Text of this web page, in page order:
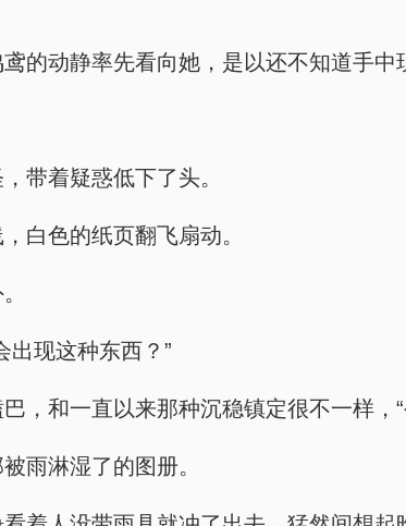
的动静率先看向她，是以还不知道手中
带着疑惑低下了头。
白色的纸页翻飞扇动。
出现这种东西？”
，和一直以来那种沉稳镇定很不一样
雨淋湿了的图册。